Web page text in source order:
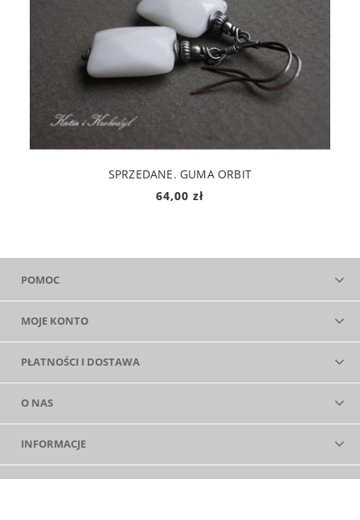
SPRZEDANE. GUMA ORBIT
64,00 zł
POMOC
MOJE KONTO
PŁATNOŚCI I DOSTAWA
O NAS
INFORMACJE